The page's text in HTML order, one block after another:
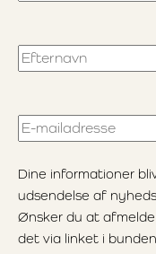
Efternavn
E-mailadresse
Dine informationer
udsendelse af
Ønsker du at
det via linket i